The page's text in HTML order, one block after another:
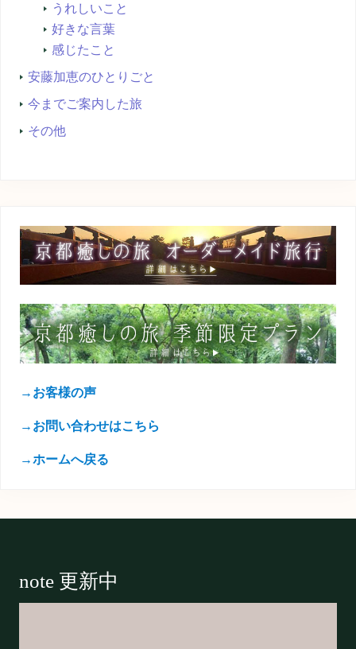
うれしいこと
好きな言葉
感じたこと
安藤加恵のひとりごと
今までご案内した旅
その他
→お客様の声
→お問い合わせはこちら
→ホームへ戻る
note 更新中